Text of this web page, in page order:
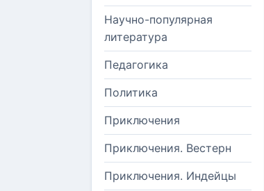
Научно-популярная
литература
Педагогика
Политика
Приключения
Приключения. Вестерн
Приключения. Индейцы